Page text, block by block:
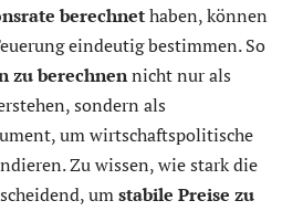
berechnethaben, können
eindeutig bestimmen. So
zu berechnennicht nur als
sondern als
um wirtschaftspolitische
Zu wissen, wie stark die
umstabile Preise zu